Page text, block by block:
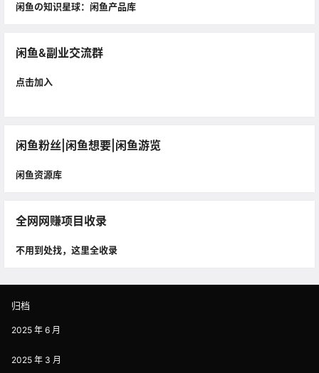
闲鱼の知识星球：闲鱼产品库
闲鱼&副业交流群
点击加入
闲鱼粉丝|闲鱼想要|闲鱼游览
闲鱼资源库
全网网赚项目收录
不用到处找，这里全收录
归档
2025 年 6 月
2025 年 3 月